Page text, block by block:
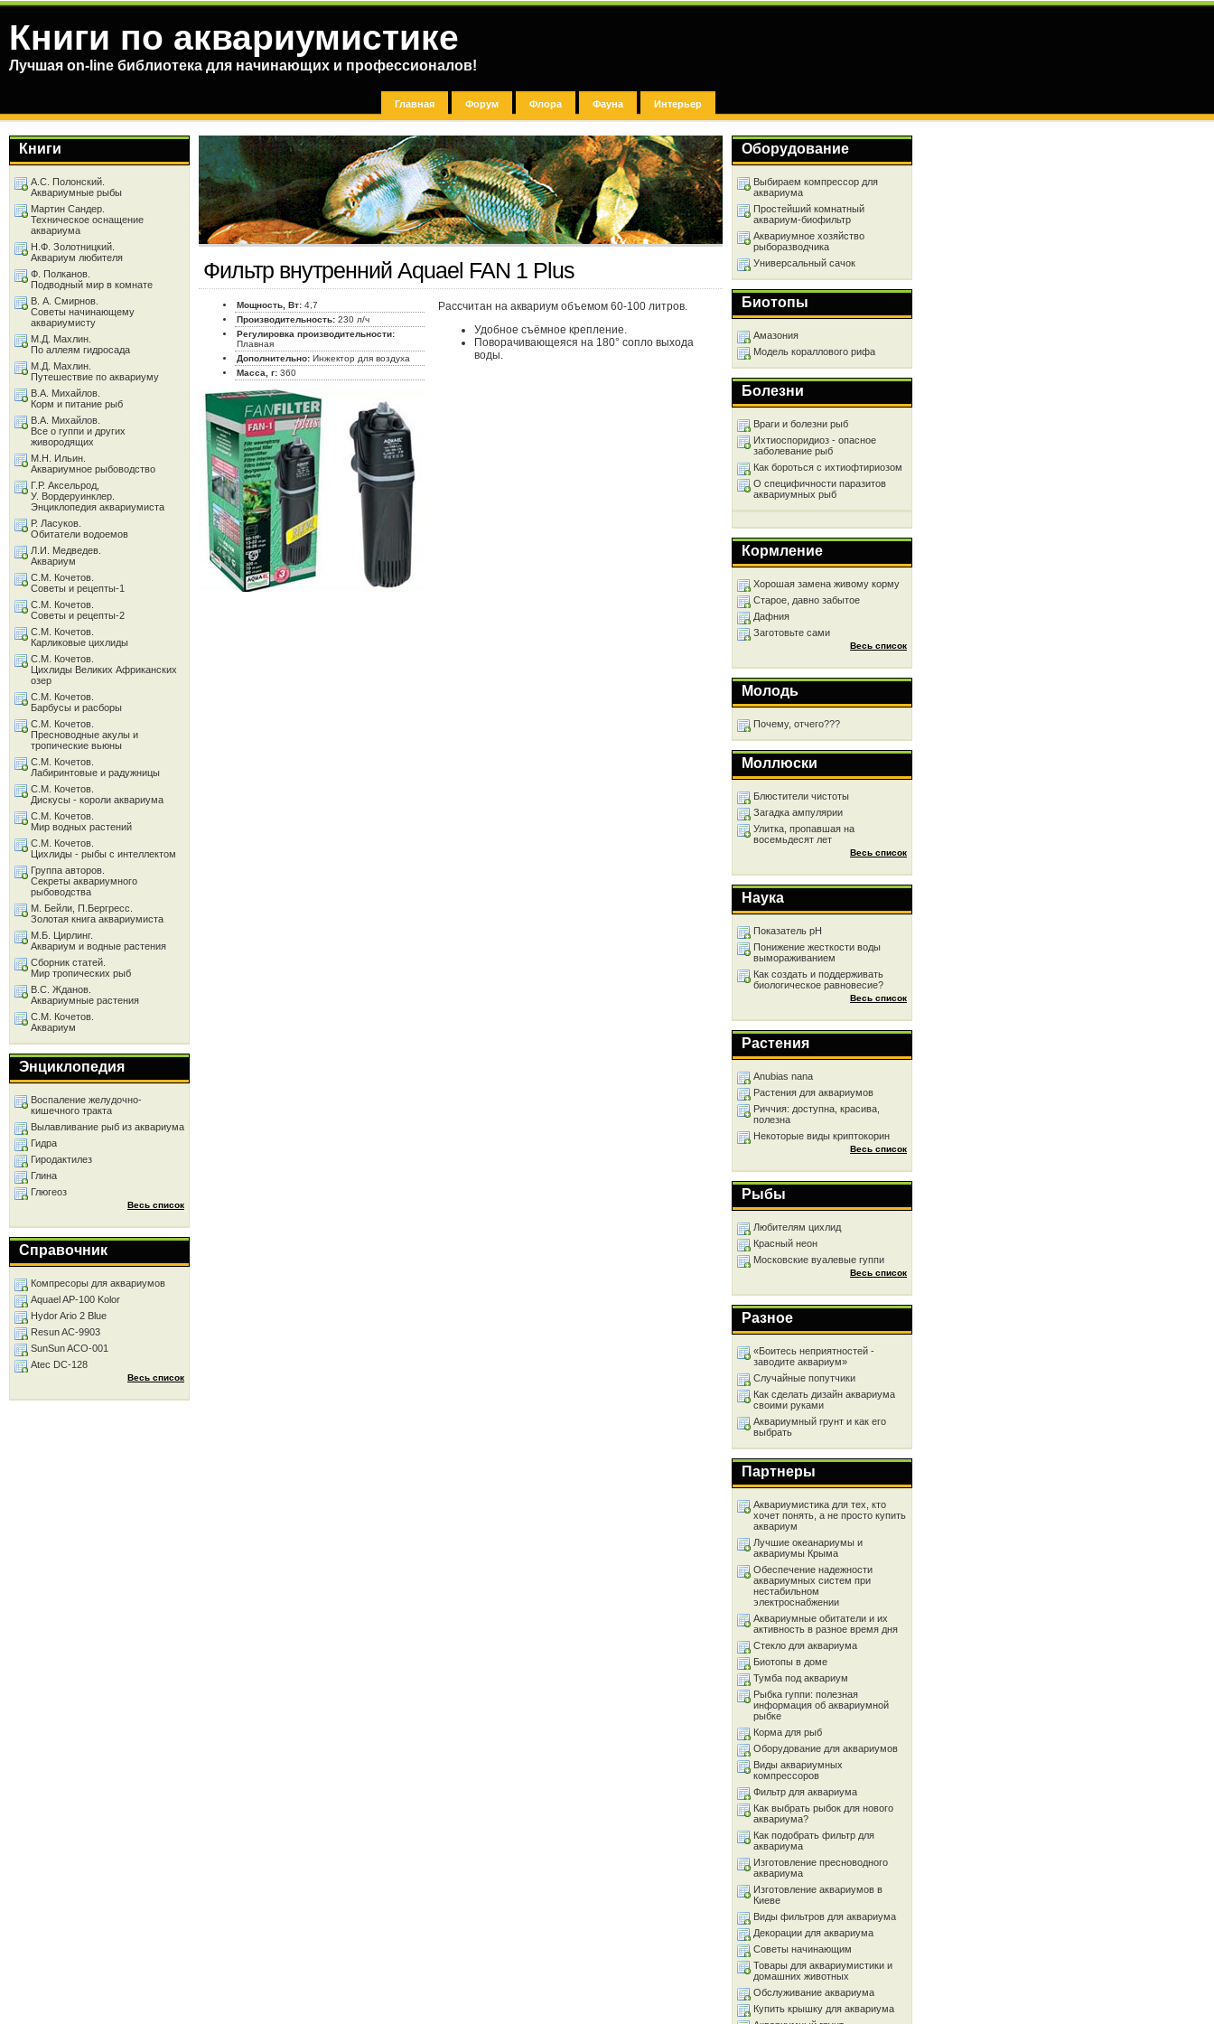
Книги по аквариумистике
Лучшая on-line библиотека для начинающих и профессионалов!
Главная Форум Флора Фауна Интерьер
Фильтр внутренний Aquael FAN 1 Plus
Мощность, Вт: 4,7
Производительность: 230 л/ч
Регулировка производительности:
Плавная
Дополнительно: Инжектор для воздуха
Масса, г: 360
Рассчитан на аквариум объемом 60-100 литров.
Удобное съёмное крепление.
Поворачивающеяся на 180° сопло выхода
воды.
Оборудование
Выбираем компрессор для
аквариума
Простейший комнатный
аквариум-биофильтр
Аквариумное хозяйство
рыборазводчика
Универсальный сачок
Биотопы
Амазония
Модель кораллового рифа
Болезни
Враги и болезни рыб
Ихтиоспоридиоз - опасное
заболевание рыб
Как бороться с ихтиофтириозом
О специфичности паразитов
аквариумных рыб
Кормление
Хорошая замена живому корму
Старое, давно забытое
Дафния
Заготовьте сами
Весь список
Молодь
Почему, отчего???
Моллюски
Блюстители чистоты
Загадка ампулярии
Улитка, пропавшая на
восемьдесят лет
Весь список
Наука
Показатель рН
Понижение жесткоcти воды
вымораживанием
Как создать и поддерживать
биологическое равновесие?
Весь список
Растения
Anubias nana
Растения для аквариумов
Риччия: доступна, красива,
полезна
Некоторые виды криптокорин
Весь список
Рыбы
Любителям цихлид
Красный неон
Московские вуалевые гуппи
Весь список
Разное
«Боитесь неприятностей -
заводите аквариум»
Случайные попутчики
Как сделать дизайн аквариума
своими руками
Аквариумный грунт и как его
выбрать
Партнеры
Аквариумистика для тех, кто
хочет понять, а не просто купить
аквариум
Лучшие океанариумы и
аквариумы Крыма
Обеспечение надежности
аквариумных систем при
нестабильном
электроснабжении
Аквариумные обитатели и их
активность в разное время дня
Стекло для аквариума
Биотопы в доме
Тумба под аквариум
Рыбка гуппи: полезная
информация об аквариумной
рыбке
Корма для рыб
Оборудование для аквариумов
Виды аквариумных
компрессоров
Фильтр для аквариума
Как выбрать рыбок для нового
аквариума?
Как подобрать фильтр для
аквариума
Изготовление пресноводного
аквариума
Изготовление аквариумов в
Киеве
Виды фильтров для аквариума
Декорации для аквариума
Советы начинающим
Товары для аквариумистики и
домашних животных
Обслуживание аквариума
Купить крышку для аквариума
Книги
А.С. Полонский.
Аквариумные рыбы
Мартин Сандер.
Техническое оснащение
аквариума
Н.Ф. Золотницкий.
Аквариум любителя
Ф. Полканов.
Подводный мир в комнате
В. А. Смирнов.
Советы начинающему
аквариумисту
М.Д. Махлин.
По аллеям гидросада
М.Д. Махлин.
Путешествие по аквариуму
В.А. Михайлов.
Корм и питание рыб
В.А. Михайлов.
Все о гуппи и других
живородящих
М.Н. Ильин.
Аквариумное рыбоводство
Г.Р. Аксельрод,
У. Вордеруинклер.
Энциклопедия аквариумиста
Р. Ласуков.
Обитатели водоемов
Л.И. Медведев.
Аквариум
С.М. Кочетов.
Советы и рецепты-1
С.М. Кочетов.
Советы и рецепты-2
С.М. Кочетов.
Карликовые цихлиды
С.М. Кочетов.
Цихлиды Великих Африканских
озер
С.М. Кочетов.
Барбусы и расборы
С.М. Кочетов.
Пресноводные акулы и
тропические вьюны
С.М. Кочетов.
Лабиринтовые и радужницы
С.М. Кочетов.
Дискусы - короли аквариума
С.М. Кочетов.
Мир водных растений
С.М. Кочетов.
Цихлиды - рыбы с интеллектом
Группа авторов.
Секреты аквариумного
рыбоводства
М. Бейли, П.Бергресс.
Золотая книга аквариумиста
М.Б. Цирлинг.
Аквариум и водные растения
Сборник статей.
Мир тропических рыб
В.С. Жданов.
Аквариумные растения
С.М. Кочетов.
Аквариум
Энциклопедия
Воспаление желудочно-
кишечного тракта
Вылавливание рыб из аквариума
Гидра
Гиродактилез
Глина
Глюгеоз
Весь список
Справочник
Компресоры для аквариумов
Aquael AP-100 Kolor
Hydor Ario 2 Blue
Resun AC-9903
SunSun ACO-001
Atec DC-128
Весь список